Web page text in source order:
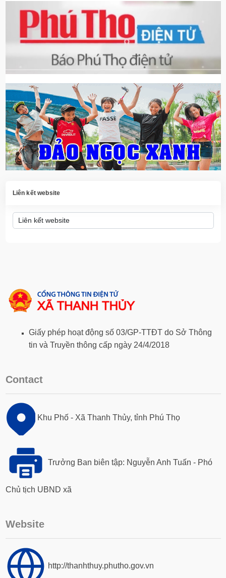
Liên kết website
Giấy phép hoạt động số 03/GP-TTĐT do Sở Thông
tin và Truyền thông cấp ngày 24/4/2018
Contact
Khu Phố - Xã Thanh Thủy, tỉnh Phú Thọ
Trưởng Ban biên tập: Nguyễn Anh Tuấn - Phó
Chủ tịch UBND xã
Website
http://thanhthuy.phutho.gov.vn